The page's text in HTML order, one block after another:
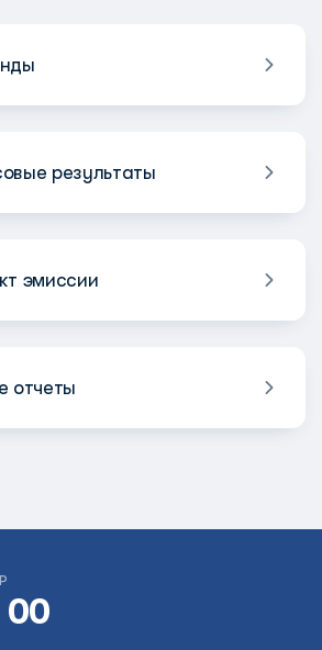
результаты
эмиссии
отчеты
00